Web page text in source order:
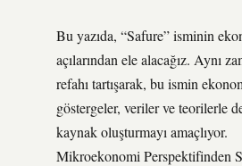
Bu yazıda, “Safure” isminin
açılarından ele alacağız. Aynı
refahı tartışarak, bu ismin
göstergeler, veriler ve teorilerle
kaynak oluşturmayı amaçlıyor.
Mikroekonomi Perspektifinden